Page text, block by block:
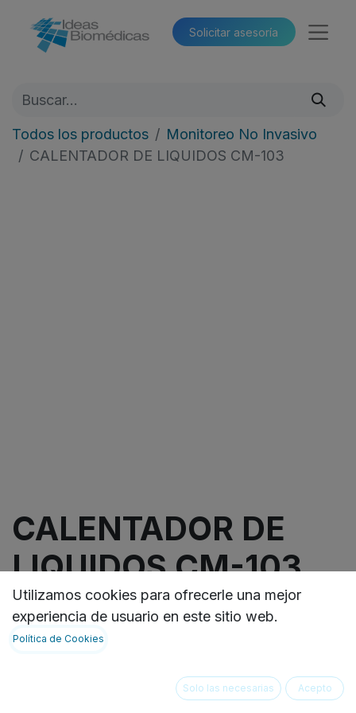
Solicitar asesoría​​
Todos los productos
Monitoreo No Invasivo
CALENTADOR DE LIQUIDOS CM-103
CALENTADOR DE
LIQUIDOS CM-103
Calentamiento por convección forzada.
🔹Medidas: 500mm 255mm 325mm
Utilizamos cookies para ofrecerle una mejor
experiencia de usuario en este sitio web.
Política de Cookies
Solo las necesarias Acepto